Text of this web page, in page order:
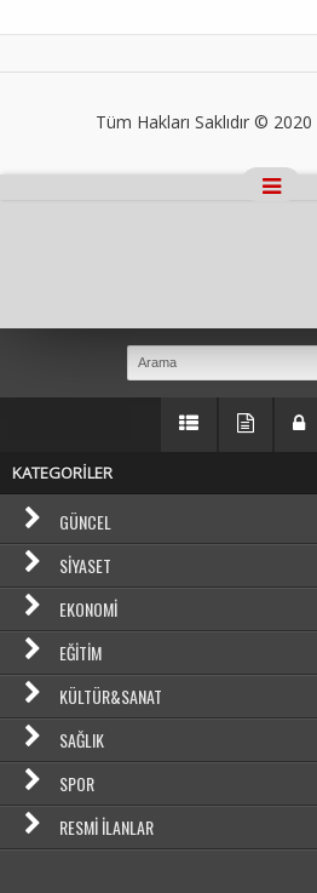
Tüm Hakları Saklıdır © 2020
KATEGORİLER
GÜNCEL
SIYASET
EKONOMI
EĞITIM
KÜLTÜR&SANAT
SAĞLIK
SPOR
RESMI İLANLAR